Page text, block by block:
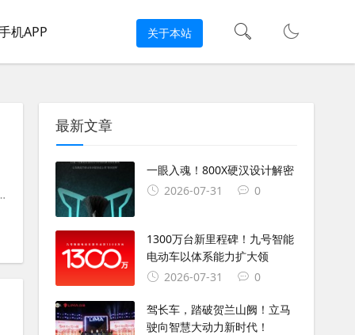
机APP 关于本站
星摩托 复古摩托车 #踏板摩托车 #轻骑飞鱼座150
最新文章
一眼入魂！800X硬汉设计解密
2026-07-31
0
1300万台新里程碑！九号智能
电动车以体系能力扩大领
2026-07-31
0
驾长车，踏破贺兰山阙！立马
驶向智慧大动力新时代！